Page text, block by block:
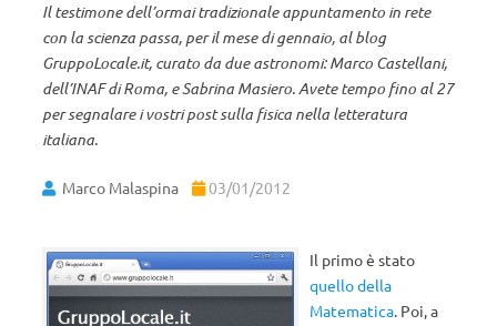
Il testimone dell’ormai tradizionale appuntamento in rete
con la scienza passa, per il mese di gennaio, al blog
GruppoLocale.it, curato da due astronomi: Marco Castellani,
dell’INAF di Roma, e Sabrina Masiero. Avete tempo fino al 27
per segnalare i vostri post sulla fisica nella letteratura
italiana.
Marco Malaspina 03/01/2012
Il primo è stato
quello della
Matematica. Poi, a